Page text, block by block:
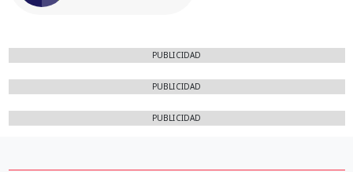
PUBLICIDAD
PUBLICIDAD
PUBLICIDAD